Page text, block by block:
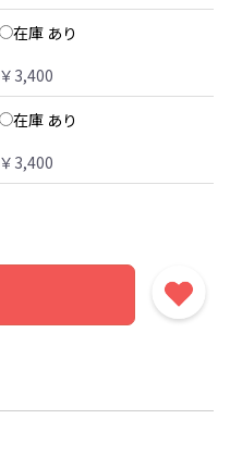
在庫 あり
￥3,400
在庫 あり
￥3,400